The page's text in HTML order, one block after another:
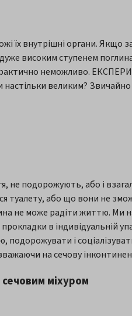
їх внутрішні органи. Якщо
високим ступенем
неможливо.
великим? Звичайно
подорожують, або і
туалету, або що вони не
не може радіти життю.
в індивідуальній
і
на сечову
міхуром